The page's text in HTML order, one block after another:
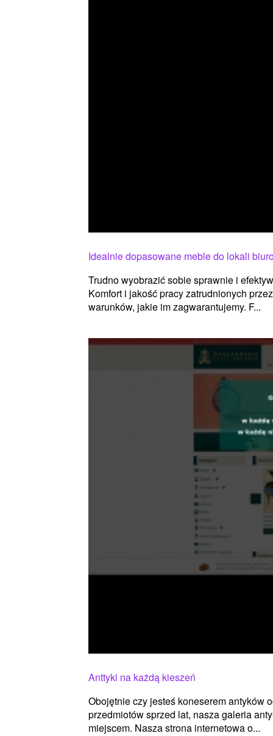
Idealnie dopasowane meble do lokali
Trudno wyobrazić sobie sprawnie i
Komfort i jakość pracy zatrudnionych
warunków, jakie im zagwarantujemy. F...
Anttyki na każdą kieszeń
Obojętnie czy jesteś koneserem antyków
przedmiotów sprzed lat, nasza galeria
miejscem. Nasza strona internetowa o...